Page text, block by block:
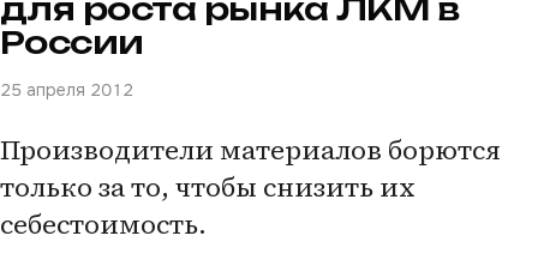
для роста рынка ЛКМ в
России
25 апреля 2012
Производители материалов борются
только за то, чтобы снизить их
себестоимость.